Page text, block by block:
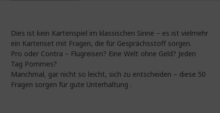
Dies ist kein Kartenspiel im klassischen Sinne – es ist vielmehr
ein Kartenset mit Fragen, die für Gesprächsstoff sorgen.
Pro oder Contra – Flugreisen? Eine Welt ohne Geld? Jeden
Tag Pommes?
Manchmal, gar nicht so leicht, sich zu entscheiden – diese 50
Fragen sorgen für gute Unterhaltung .